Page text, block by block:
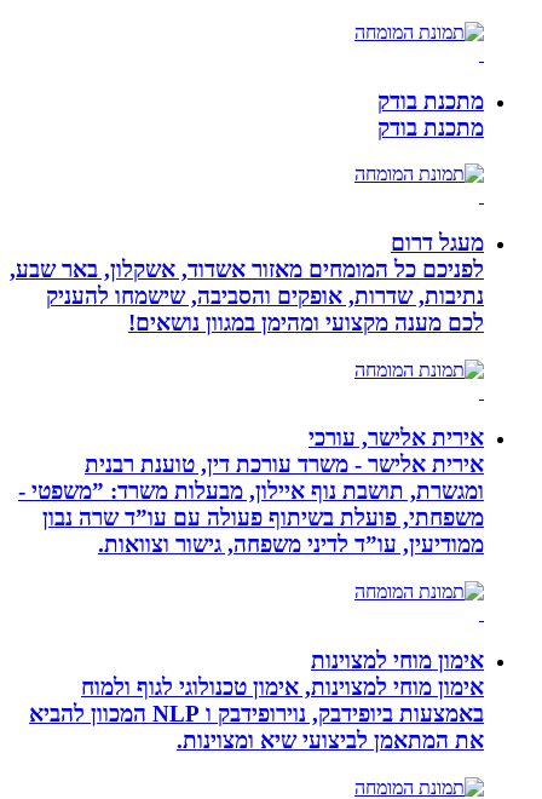
מתכנת בודק
מתכנת בודק
מעגל דרום
לפניכם כל המומחים מאזור אשדוד, אשקלון, באר שבע,
נתיבות, שדרות, אופקים והסביבה, שישמחו להעניק
לכם מענה מקצועי ומהימן במגוון נושאים!
אירית אלישר, עורכי
אירית אלישר - משרד עורכת דין, טוענת רבנית
ומגשרת, תושבת נוף איילון, מבעלות משרד: ”משפטי -
משפחתי, פועלת בשיתוף פעולה עם עו”ד שרה נבון
ממודיעין, עו”ד לדיני משפחה, גישור וצוואות.
אימון מוחי למצוינות
אימון מוחי למצוינות, אימון טכנולוגי לגוף ולמוח
באמצעות ביופידבק, נוירופידבק ו NLP המכוון להביא
את המתאמן לביצועי שיא ומצוינות.